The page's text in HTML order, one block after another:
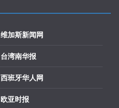
维加斯新闻网
台湾南华报
西班牙华人网
欧亚时报